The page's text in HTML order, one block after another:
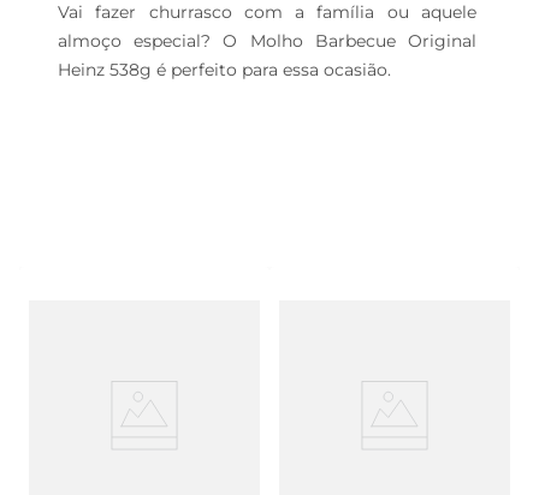
Vai fazer churrasco com a família ou aquele
almoço especial? O Molho Barbecue Original
Heinz 538g é perfeito para essa ocasião.